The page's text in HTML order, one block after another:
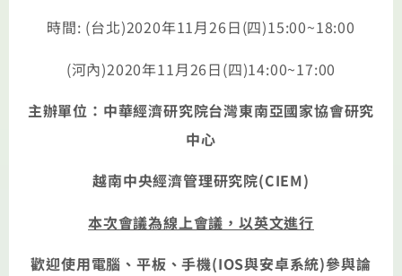
時間: (台北)2020年11月26日(四)15:00~18:00
(河內)2020年11月26日(四)14:00~17:00
主辦單位：中華經濟研究院台灣東南亞國家協會研究
中心
越南中央經濟管理研究院(CIEM)
本次會議為線上會議，以英文進行
歡迎使用電腦、平板、手機(IOS與安卓系統)參與論